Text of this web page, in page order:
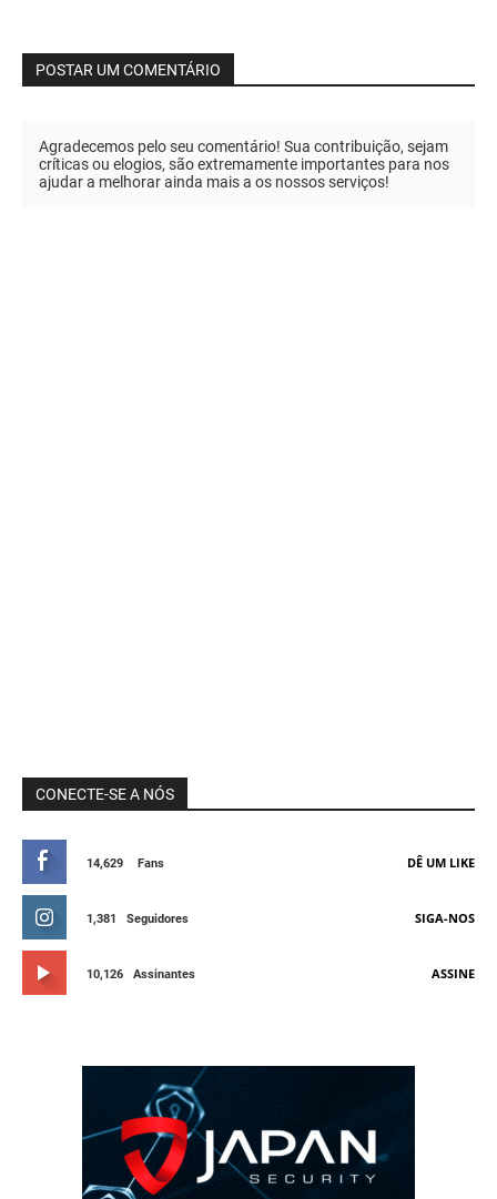
POSTAR UM COMENTÁRIO
Agradecemos pelo seu comentário! Sua contribuição, sejam
críticas ou elogios, são extremamente importantes para nos
ajudar a melhorar ainda mais a os nossos serviços!
CONECTE-SE A NÓS
14,629 Fans DÊ UM LIKE
1,381 Seguidores SIGA-NOS
10,126 Assinantes ASSINE